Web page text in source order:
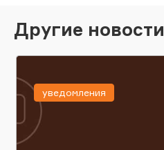
Другие новости
уведомления